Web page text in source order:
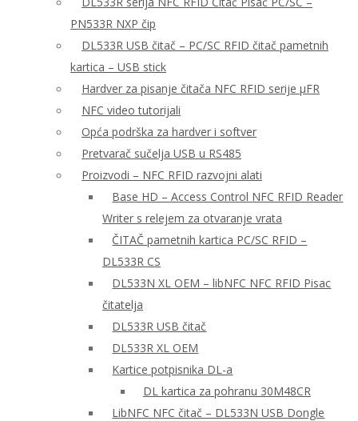
PN533R NXP čip
DL533R USB čitač – PC/SC RFID čitač pametnih
kartica – USB stick
Hardver za pisanje čitača NFC RFID serije μFR
NFC video tutorijali
Opća podrška za hardver i softver
Pretvarač sučelja USB u RS485
Proizvodi – NFC RFID razvojni alati
Base HD – Access Control NFC RFID Reader
Writer s relejem za otvaranje vrata
ČITAČ pametnih kartica PC/SC RFID –
DL533R CS
DL533N XL OEM – libNFC NFC RFID Pisac
čitatelja
DL533R USB čitač
DL533R XL OEM
Kartice potpisnika DL-a
DL kartica za pohranu 30M48CR
LibNFC NFC čitač – DL533N USB Dongle